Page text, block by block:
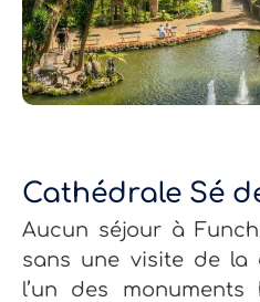
Cathédrale Sé
Aucun séjour à
sans une visite de la
l’un des